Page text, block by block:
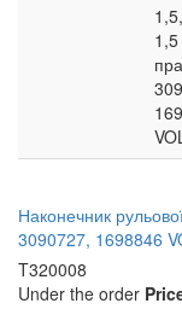
Наконечник
3090727, 1698846
T320008
Under the order